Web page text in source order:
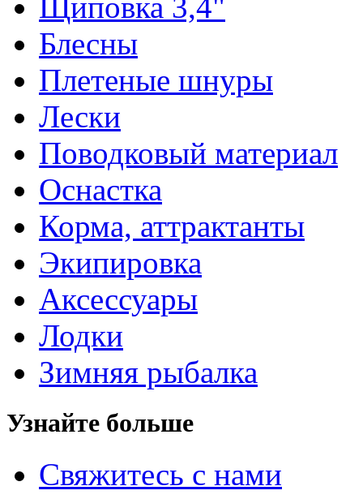
Блесны
Плетеные шнуры
Лески
Поводковый материал
Оснастка
Корма, аттрактанты
Экипировка
Аксессуары
Лодки
Зимняя рыбалка
Узнайте больше
Свяжитесь с нами